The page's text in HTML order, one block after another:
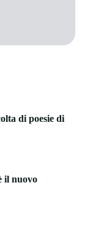
di poesie di
il nuovo